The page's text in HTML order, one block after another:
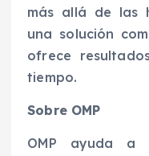
más allá de las
una solución
ofrece
tiempo.
Sobre OMP
OMP ayuda a